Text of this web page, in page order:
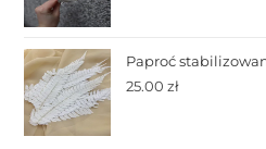
Paproć
25.00zł